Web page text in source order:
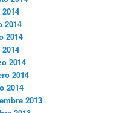
2014
2014
2014
2014
2014
2013